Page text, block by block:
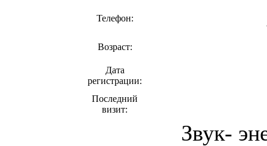
Телефон:
Возраст:
Дата
регистрации:
Последний
визит:
Звук-